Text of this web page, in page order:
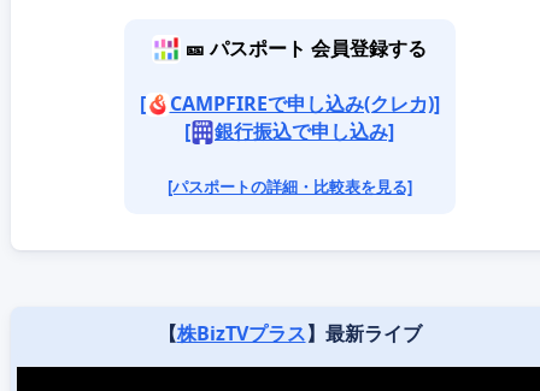
🎫 パスポート 会員登録する
[
CAMPFIREで申し込み(クレカ)]
[
銀行振込で申し込み]
[パスポートの詳細・比較表を見る]
【株BizTVプラス】最新ライブ